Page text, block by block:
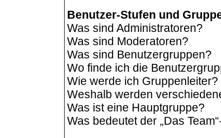
Benutzer-Stufen und
Was sind Administratoren?
Was sind Moderatoren?
Was sind Benutzergruppen?
Wo finde ich die
Wie werde ich Gruppenleiter?
Weshalb werden
Was ist eine Hauptgruppe?
Was bedeutet der „Das